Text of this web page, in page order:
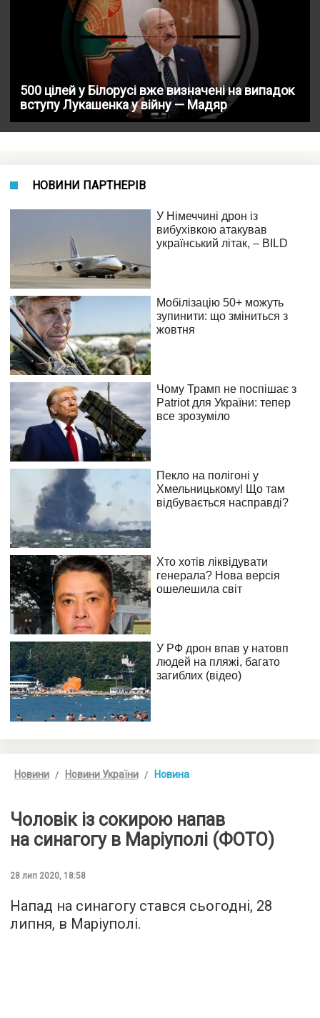
500 цілей у Білорусі вже визначені на випадок
вступу Лукашенка у війну — Мадяр
НОВИНИ ПАРТНЕРІВ
Новини Новини України Новина
Чоловік із сокирою напав
на синагогу в Маріуполі (ФОТО)
28 лип 2020, 18:58
Напад на синагогу стався сьогодні, 28
липня, в Маріуполі.